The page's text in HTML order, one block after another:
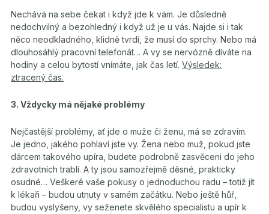
Nechává na sebe čekat i když jde k vám. Je důsledně
nedochvilný a bezohledný i když už je u vás. Najde si i tak
něco neodkladného, klidně tvrdí, že musí do sprchy. Nebo má
dlouhosáhlý pracovní telefonát… A vy se nervózně díváte na
hodiny a celou bytostí vnímáte, jak čas letí. Výsledek:
ztracený čas.
3. Vždycky má nějaké problémy
Nejčastější problémy, ať jde o muže či ženu, má se zdravím.
Je jedno, jakého pohlaví jste vy. Žena nebo muž, pokud jste
dárcem takového upíra, budete podrobně zasvěceni do jeho
zdravotních trablí. A ty jsou samozřejmě děsné, prakticky
osudné… Veškeré vaše pokusy o jednoduchou radu – totiž jít
k lékaři – budou utnuty v samém začátku. Nebo ještě hůř,
budou vyslyšeny, vy seženete skvělého specialistu a upír k